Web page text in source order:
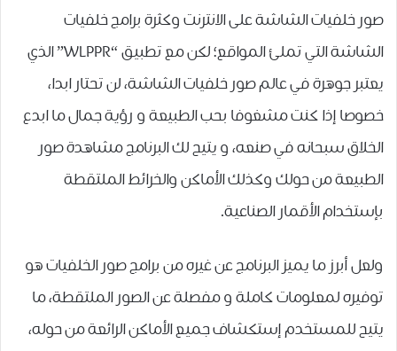
صور خلفيات الشاشة على الانترنت وكثرة برامج خلفيات
الشاشة التي تملئ المواقع؛ لكن مع تطبيق “WLPPR” الذي
يعتبر جوهرة في عالم صور خلفيات الشاشة، لن تحتار ابدا،
خصوصا إذا كنت مشغوفا بحب الطبيعة و رؤية جمال ما ابدع
الخلاق سبحانه في صنعه، و يتيح لك البرنامج مشاهدة صور
الطبيعة من حولك وكذلك الأماكن والخرائط الملتقطة
بإستخدام الأقمار الصناعية.
ولعل أبرز ما يميز البرنامج عن غيره من برامج صور الخلفيات هو
توفيره لمعلومات كاملة و مفصلة عن الصور الملتقطة، ما
يتيح للمستخدم إستكشاف جميع الأماكن الرائعة من حوله،